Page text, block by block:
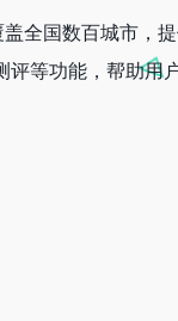
全国数百城市，
等功能，帮助用